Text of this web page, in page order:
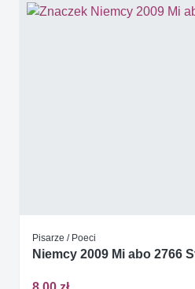
Pisarze / Poeci
Niemcy 2009 Mi abo 2766